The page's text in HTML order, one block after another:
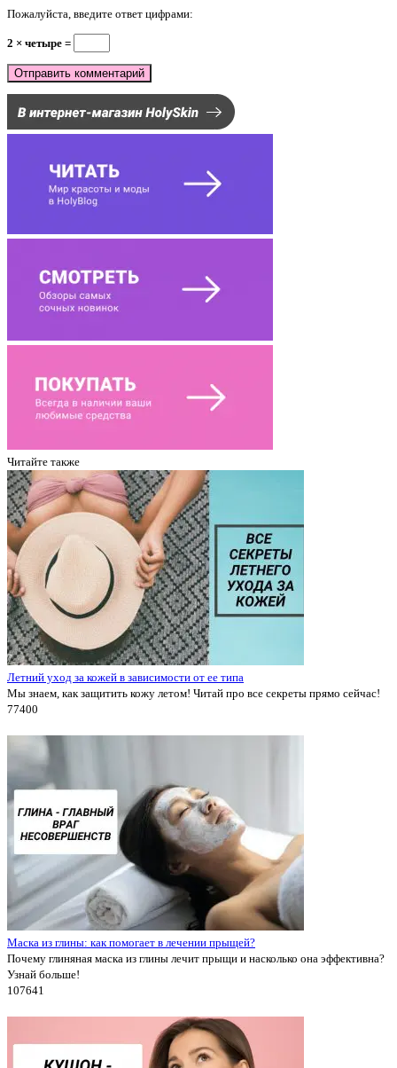
Пожалуйста, введите ответ цифрами:
2 × четыре =
Читайте также
Летний уход за кожей в зависимости от ее типа
Мы знаем, как защитить кожу летом! Читай про все секреты прямо сейчас!
77400
Маска из глины: как помогает в лечении прыщей?
Почему глиняная маска из глины лечит прыщи и насколько она эффективна?
Узнай больше!
107641